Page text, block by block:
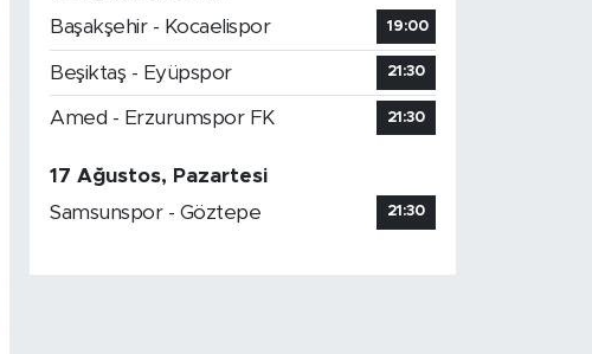
Başakşehir - Kocaelispor
19:00
Beşiktaş - Eyüpspor 21:30
Amed - Erzurumspor FK 21:30
17 Ağustos, Pazartesi
Samsunspor - Göztepe
21:30